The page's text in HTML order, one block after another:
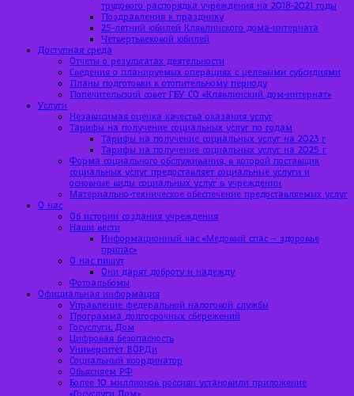
трудового распорядка учреждения на 2018-2021 годы
Поздравления к празднику
25-летний юбилей Клявлинского дома-интерната
Четвертьвековой юбилей
Доступная среда
Отчеты о результатах деятельности
Сведения о планируемых операциях с целевыми субсидиями
Планы подготовки к отопительному периоду
Попечительский совет ГБУ СО «Клявлинский дом-интернат»
Услуги
Независимая оценка качества оказания услуг
Тарифы на получение социальных услуг по годам
Тарифы на получение социальных услуг на 2023 г
Тарифы на получение социальных услуг на 2025 г
Форма социального обслуживания, в которой поставщик
социальных услуг предоставляет социальные услуги и
основные виды социальных услуг в учреждении
Материально-техническое обеспечение предоставляемых услуг
О нас
Об истории создания учреждения
Наши вести
Информационный час «Медовый спас – здоровье
припас»
О нас пишут
Они дарят доброту и надежду
Фотоальбомы
Официальная информация
Управление федеральной налоговой службы
Программа долгосрочных сбережений
Госуслуги. Дом
Цифровая безопасность
Университет ВОРДи
Социальный координатор
Объясняем РФ
Более 10 миллионов россиян установили приложение
«Госуслуги Дом»